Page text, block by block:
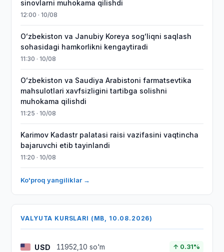
sinovlarni muhokama qilishdi
12:00 · 10/08
Oʻzbekiston va Janubiy Koreya sogʻliqni saqlash
sohasidagi hamkorlikni kengaytiradi
11:30 · 10/08
Oʻzbekiston va Saudiya Arabistoni farmatsevtika
mahsulotlari xavfsizligini tartibga solishni
muhokama qilishdi
11:25 · 10/08
Karimov Kadastr palatasi raisi vazifasini vaqtincha
bajaruvchi etib tayinlandi
11:20 · 10/08
Ko'proq yangiliklar →
VALYUTA KURSLARI (MB, 10.08.2026)
USD 11952,10 so'm ↑ 0.31%